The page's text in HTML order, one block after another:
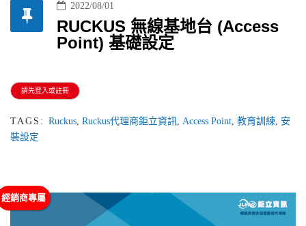
2022/08/01
RUCKUS 無線基地台 (Access
Point) 基礎設定
請先登入或註冊
TAGS: Ruckus, Ruckus代理商鉅立資訊, Access Point, 教育訓練, 安
裝設定